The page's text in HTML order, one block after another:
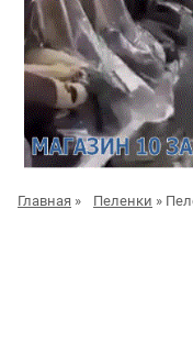
Главная » Пеленки »